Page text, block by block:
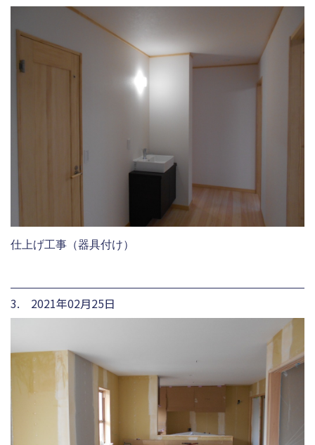
仕上げ工事（器具付け）
3. 2021年02月25日